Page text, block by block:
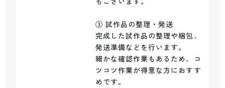
③ 試作品の整理・発送
完成した試作品の整理や梱包、
発送準備などを行います。
細かな確認作業もあるため、コ
ツコツ作業が得意な方におすす
めです。